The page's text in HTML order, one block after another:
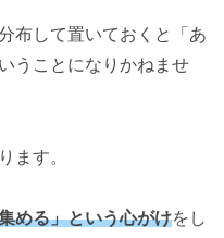
布して置いておくと「あ
うことになりかねませ
ます。
める」という心がけをし